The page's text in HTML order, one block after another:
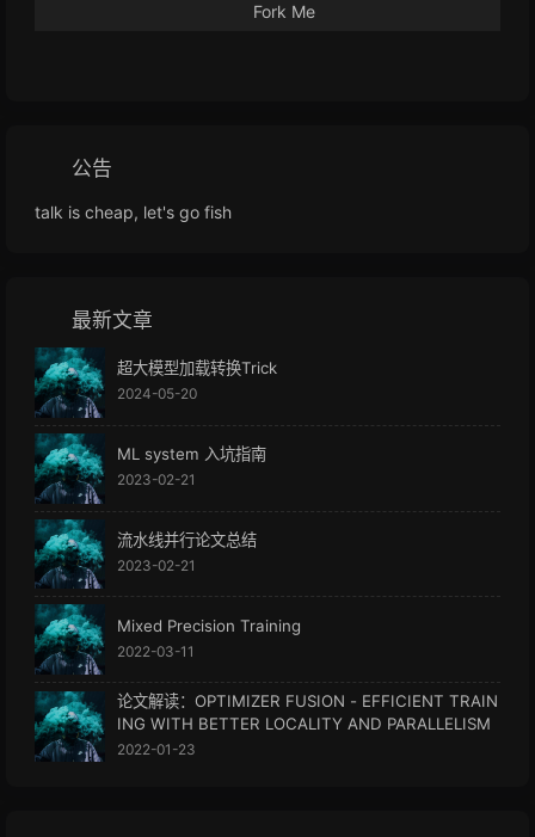
Fork Me
公告
talk is cheap, let's go fish
最新文章
超大模型加载转换Trick
2024-05-20
ML system 入坑指南
2023-02-21
流水线并行论文总结
2023-02-21
Mixed Precision Training
2022-03-11
论文解读：OPTIMIZER FUSION - EFFICIENT TRAIN
ING WITH BETTER LOCALITY AND PARALLELISM
2022-01-23